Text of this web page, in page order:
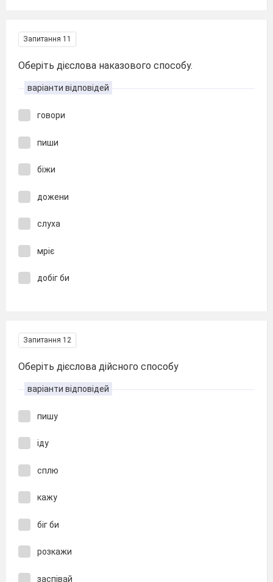
Запитання 11
Оберіть дієслова наказового способу.
варіанти відповідей
говори
пиши
біжи
дожени
слуха
мріє
добіг би
Запитання 12
Оберіть дієслова дійсного способу
варіанти відповідей
пишу
іду
сплю
кажу
біг би
розкажи
заспівай